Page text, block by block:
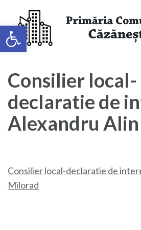
Deschide bara de unelte
conținut
(apasă
Primaria
Consilier local-
declaratie de
Alexandru
Consilier local-declaratie de
Milorad